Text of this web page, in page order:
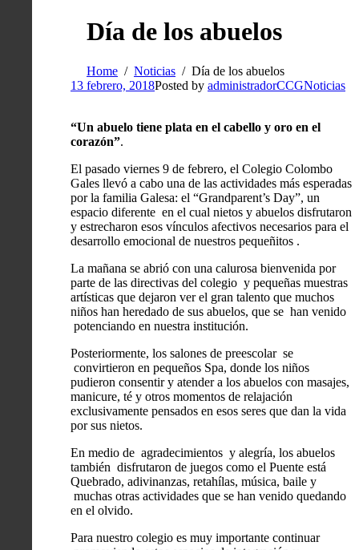
Día de los abuelos
Home Noticias
Día de los abuelos
13 febrero, 2018Posted by administradorCCGNoticias
“Un abuelo tiene plata en el cabello y oro en el
corazón”.
El pasado viernes 9 de febrero, el Colegio Colombo
Gales llevó a cabo una de las actividades más esperadas
por la familia Galesa: el “Grandparent’s Day”, un
espacio diferente en el cual nietos y abuelos disfrutaron
y estrecharon esos vínculos afectivos necesarios para el
desarrollo emocional de nuestros pequeñitos .
La mañana se abrió con una calurosa bienvenida por
parte de las directivas del colegio y pequeñas muestras
artísticas que dejaron ver el gran talento que muchos
niños han heredado de sus abuelos, que se han venido
potenciando en nuestra institución.
Posteriormente, los salones de preescolar se
convirtieron en pequeños Spa, donde los niños
pudieron consentir y atender a los abuelos con masajes,
manicure, té y otros momentos de relajación
exclusivamente pensados en esos seres que dan la vida
por sus nietos.
En medio de agradecimientos y alegría, los abuelos
también disfrutaron de juegos como el Puente está
Quebrado, adivinanzas, retahílas, música, baile y
muchas otras actividades que se han venido quedando
en el olvido.
Para nuestro colegio es muy importante continuar